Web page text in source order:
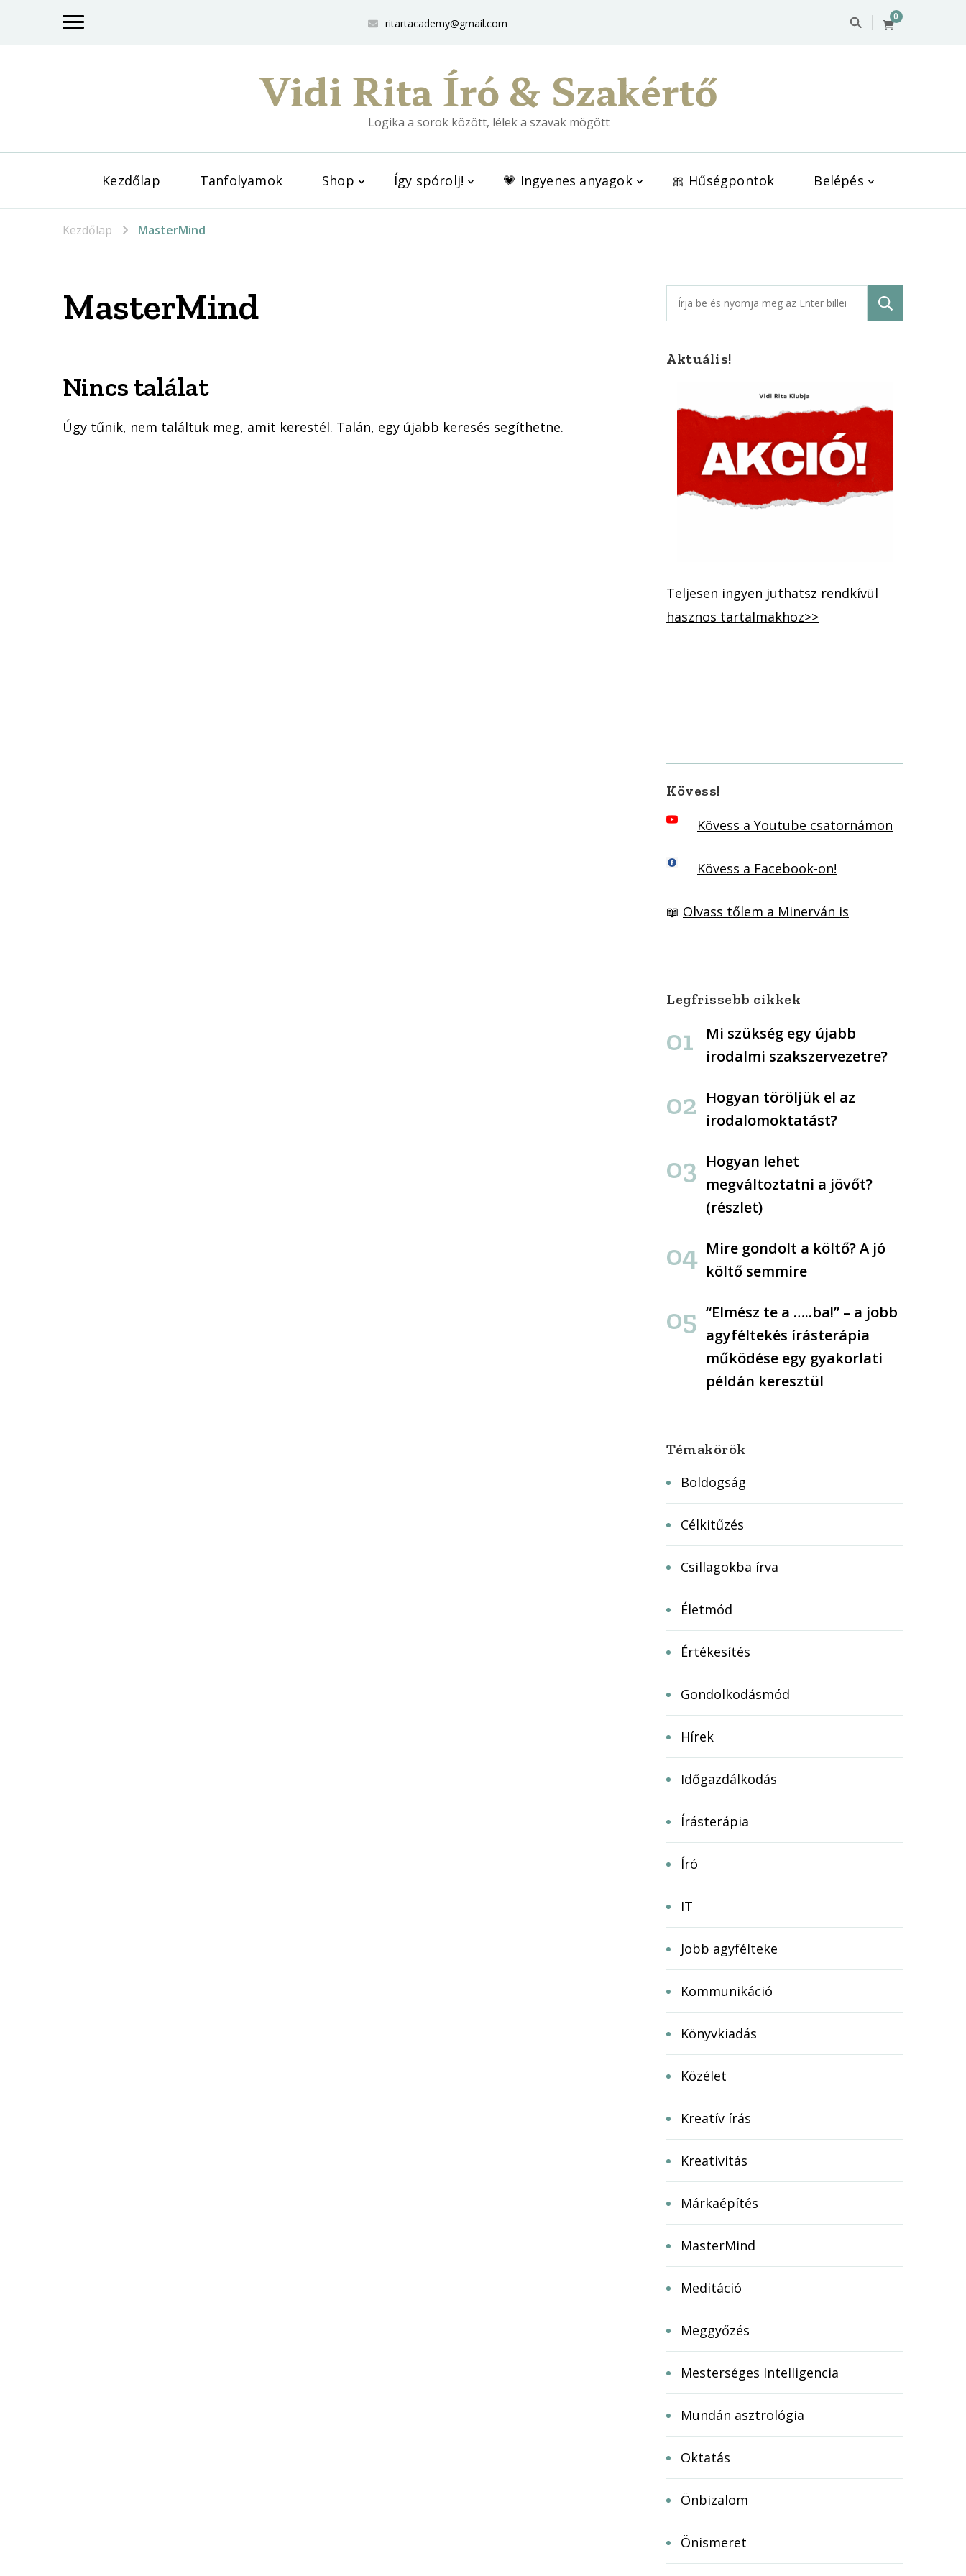
ritartacademy@gmail.com
0
Vidi Rita Író & Szakértő
Logika a sorok között, lélek a szavak mögött
Kezdőlap Tanfolyamok Shop Így spórolj! 💗 Ingyenes anyagok 🎀 Hűségpontok Belépés
Kezdőlap MasterMind
MasterMind
Nincs találat
Úgy tűnik, nem találtuk meg, amit kerestél. Talán, egy újabb keresés segíthetne.
Keresés:
Aktuális!
Teljesen ingyen juthatsz rendkívül
hasznos tartalmakhoz>>
Kövess!
Kövess a Youtube csatornámon
Kövess a Facebook-on!
📖 Olvass tőlem a Minerván is
Legfrissebb cikkek
Mi szükség egy újabb
irodalmi szakszervezetre?
Hogyan töröljük el az
irodalomoktatást?
Hogyan lehet
megváltoztatni a jövőt?
(részlet)
Mire gondolt a költő? A jó
költő semmire
“Elmész te a …..ba!” – a jobb
agyféltekés írásterápia
működése egy gyakorlati
példán keresztül
Témakörök
Boldogság
Célkitűzés
Csillagokba írva
Életmód
Értékesítés
Gondolkodásmód
Hírek
Időgazdálkodás
Írásterápia
Író
IT
Jobb agyfélteke
Kommunikáció
Könyvkiadás
Közélet
Kreatív írás
Kreativitás
Márkaépítés
MasterMind
Meditáció
Meggyőzés
Mesterséges Intelligencia
Mundán asztrológia
Oktatás
Önbizalom
Önismeret